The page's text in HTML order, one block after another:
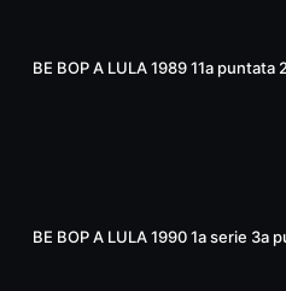
BE BOP A LULA 1989 11a puntata
BE BOP A LULA 1990 1a serie 3a